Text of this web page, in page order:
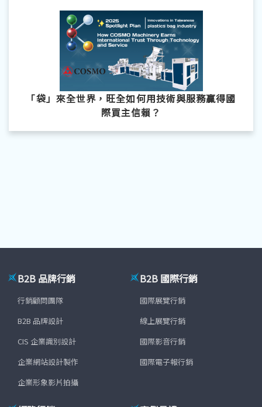
「袋」來全世界，旺全如何用技術與服務贏得國
際買主信賴？
B2B 品牌行銷
行銷顧問團隊
B2B 品牌設計
CIS 企業識別設計
企業網站設計製作
企業形象影片拍攝
B2B 國際行銷
國際展覽行銷
線上展覽行銷
國際影音行銷
國際電子報行銷